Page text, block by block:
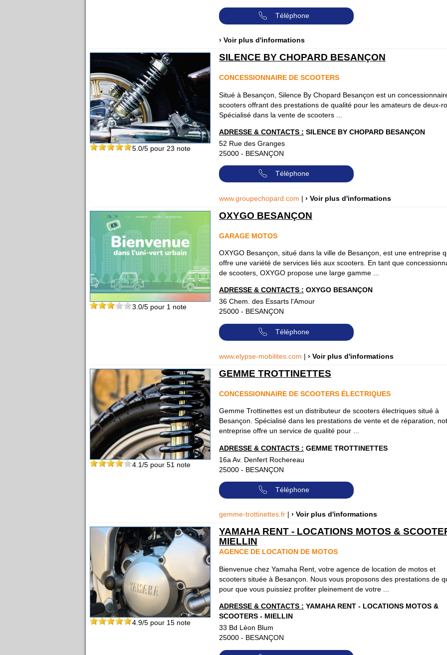
Téléphone
› Voir plus d'informations
5.0/5 pour 23 note
SILENCE BY CHOPARD BESANÇON
CONCESSIONNAIRE DE SCOOTERS
Situé à Besançon, Silence By Chopard Besançon est un
scooters offrant des prestations de qualité pour les amateurs de deux-
Spécialisé dans la vente de scooters ...
ADRESSE & CONTACTS : SILENCE BY CHOPARD BESANÇON
52 Rue des Granges
25000 - BESANÇON
Téléphone
www.groupechopard.com | › Voir plus d'informations
3.0/5 pour 1 note
OXYGO BESANÇON
GARAGE MOTOS
OXYGO Besançon, situé dans la ville de Besançon, est une entreprise
offre une variété de services liés aux scooters. En tant que
de scooters, OXYGO propose une large gamme ...
ADRESSE & CONTACTS : OXYGO BESANÇON
36 Chem. des Essarts l'Amour
25000 - BESANÇON
Téléphone
www.elypse-mobilites.com | › Voir plus d'informations
4.1/5 pour 51 note
GEMME TROTTINETTES
CONCESSIONNAIRE DE SCOOTERS ÉLECTRIQUES
Gemme Trottinettes est un distributeur de scooters électriques situé à
Besançon. Spécialisé dans les prestations de vente et de réparation,
entreprise offre un service de qualité pour ...
ADRESSE & CONTACTS : GEMME TROTTINETTES
16a Av. Denfert Rochereau
25000 - BESANÇON
Téléphone
gemme-trottinettes.fr | › Voir plus d'informations
4.9/5 pour 15 note
YAMAHA RENT - LOCATIONS MOTOS &
MIELLIN
AGENCE DE LOCATION DE MOTOS
Bienvenue chez Yamaha Rent, votre agence de location de motos et
scooters située à Besançon. Nous vous proposons des prestations de
pour que vous puissiez profiter pleinement de votre ...
ADRESSE & CONTACTS : YAMAHA RENT - LOCATIONS MOTOS &
SCOOTERS - MIELLIN
33 Bd Léon Blum
25000 - BESANÇON